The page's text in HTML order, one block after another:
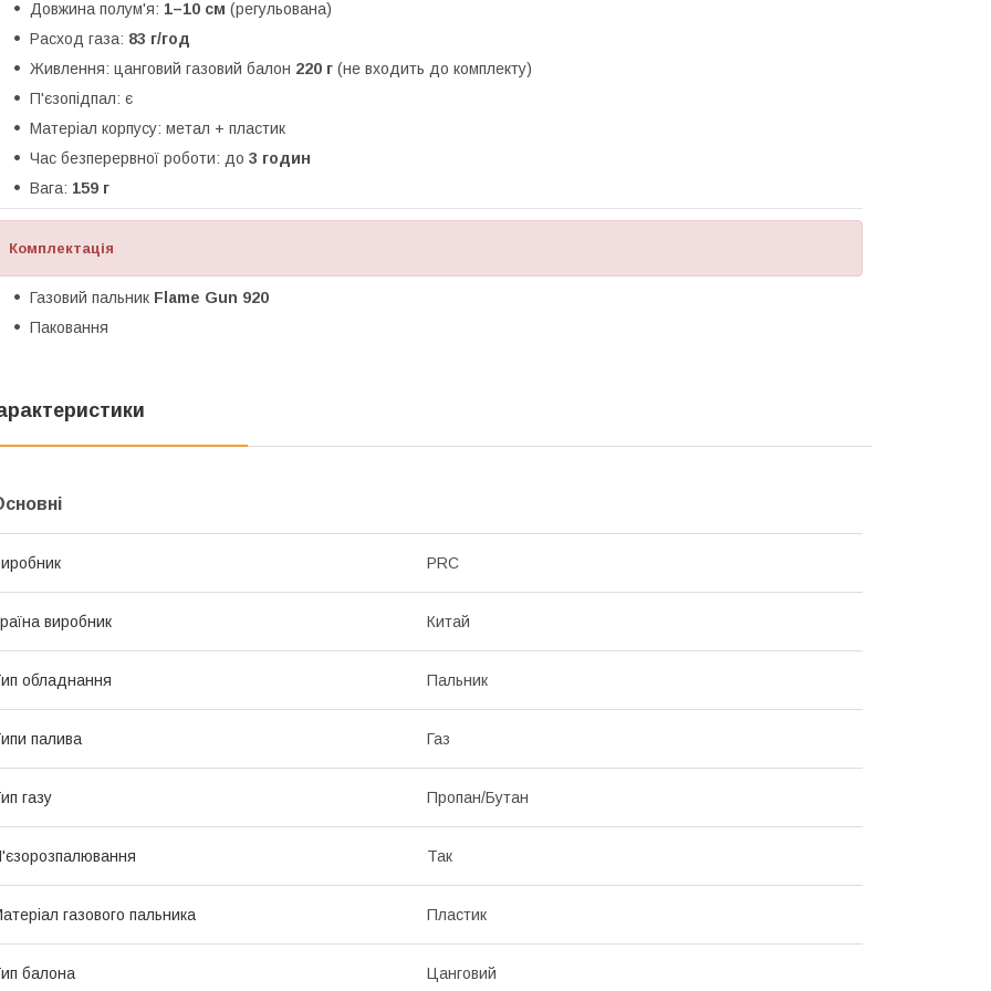
Довжина полум'я: 1–10 см (регульована)
Расход газа: 83 г/год
Живлення: цанговий газовий балон 220 г (не входить до комплекту)
П'єзопідпал: є
Матеріал корпусу: метал + пластик
Час безперервної роботи: до 3 годин
Вага: 159 г
Комплектація
Газовий пальник Flame Gun 920
Паковання
PRC
виробник Китай
обладнання Пальник
палива Газ
газу Пропан/Бутан
Так
газового пальника Пластик
балона Цанговий